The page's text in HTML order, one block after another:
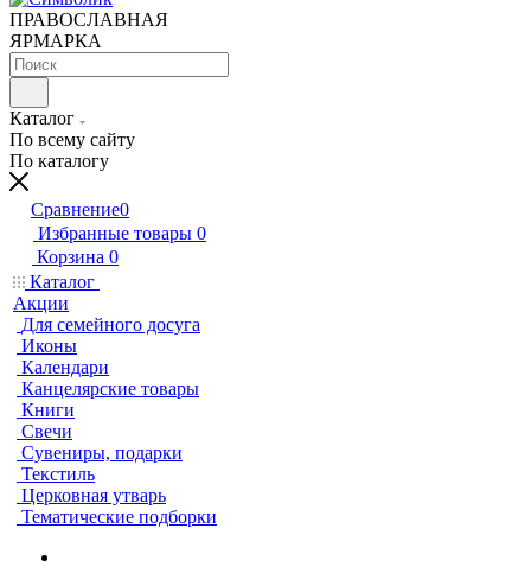
ПРАВОСЛАВНАЯ
ЯРМАРКА
Каталог
По всему сайту
По каталогу
Сравнение0
Избранные товары 0
Корзина 0
Каталог
Акции
Для семейного досуга
Иконы
Календари
Канцелярские товары
Книги
Свечи
Сувениры, подарки
Текстиль
Церковная утварь
Тематические подборки